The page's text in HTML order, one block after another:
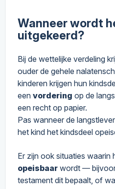
Wanneer wordt
uitgekeerd?
Bij de wettelijke verdeling
ouder de gehele
kinderen krijgen hun
een vordering op de
een recht op papier.
Pas wanneer de
het kind het kindsdeel
Er zijn ook situaties waarin
opeisbaar wordt —
testament dit bepaalt, of